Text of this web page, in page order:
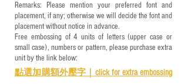
Remarks: Please mention your preferred font and
placement, if any; otherwise we will decide the font and
placement without notice in advance.
Free embossing of 4 units of letters (upper case or
small case), numbers or pattern, please purchase extra
unit by the link below:
點選加購額外壓字｜ click for extra embossing